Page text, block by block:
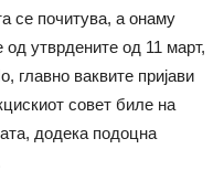
се почитува, а онаму
утврдените од 11 март,
главно ваквите пријави
совет биле на
додека подоцна